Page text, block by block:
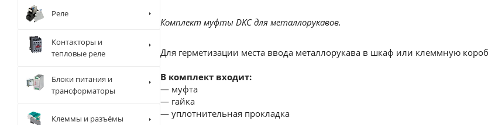
Комплект муфты DKC для металлорукавов.
Для герметизации места ввода металлорукава в шкаф или клеммную
В комплект входит:
— муфта
— гайка
— уплотнительная прокладка
Реле
Контакторы и
тепловые реле
Блоки питания и
трансформаторы
Клеммы и разъёмы